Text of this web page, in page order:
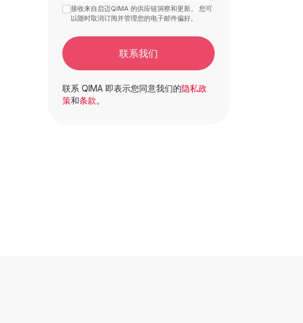
接收来自启迈QIMA 的供应链洞察和更新。 您可
以随时取消订阅并管理您的电子邮件偏好。
联系我们
联系 QIMA 即表示您同意我们的隐私政
策和条款。